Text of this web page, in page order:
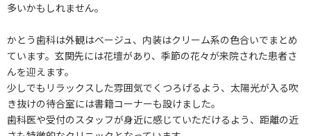
多いかもしれません。
かとう歯科は外観はベージュ、内装はクリーム系の色合いでまとめ
ています。玄関先には花壇があり、季節の花々が来院された患者さ
んを迎えます。
少しでもリラックスした雰囲気でくつろげるよう、太陽光が入る吹
き抜けの待合室には書籍コーナーも設けました。
歯科医や受付のスタッフが身近に感じていただけるよう、距離の近